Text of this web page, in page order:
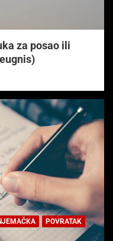
za posao ili
POVRATAK